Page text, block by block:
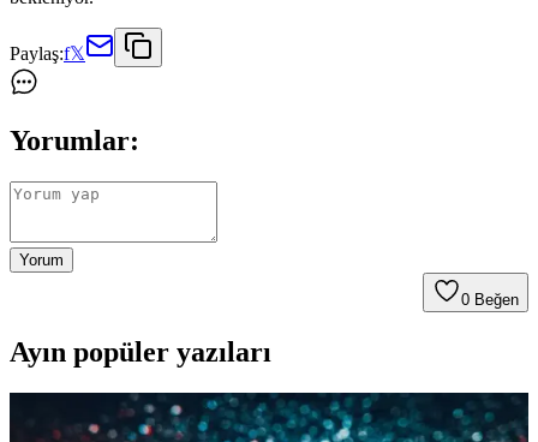
Paylaş:f𝕏
Yorumlar:
Yorum
0 Beğen
Ayın popüler yazıları